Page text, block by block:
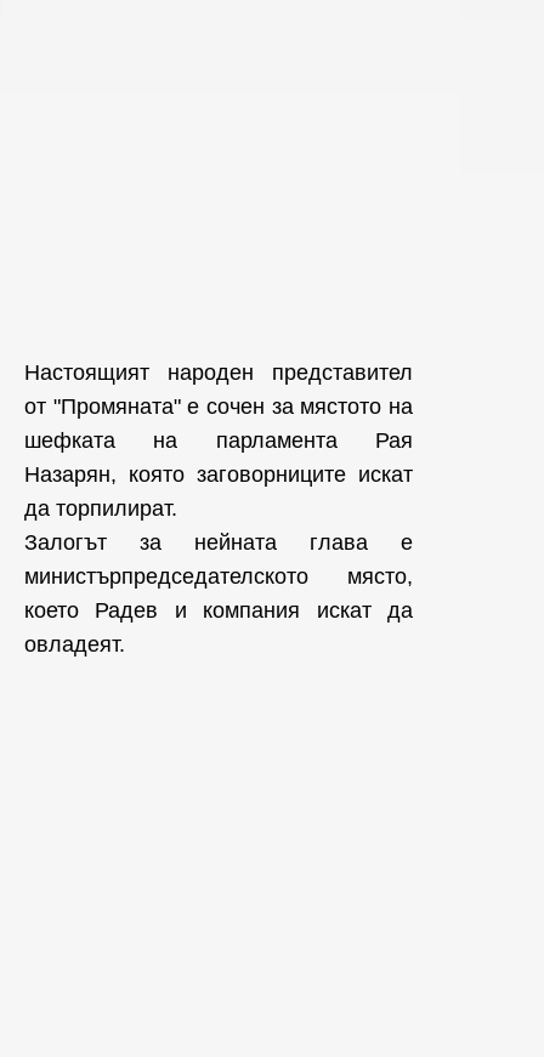
Настоящият народен представител
от "Промяната" е сочен за мястото на
шефката на парламента Рая
Назарян, която заговорниците искат
да торпилират.
Залогът за нейната глава е
министърпредседателското място,
което Радев и компания искат да
овладеят.